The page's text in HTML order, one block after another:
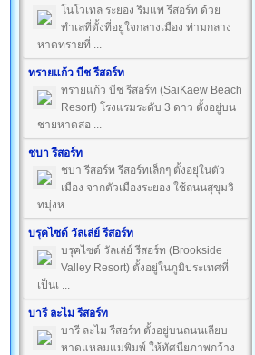
โนโวเทล ระยอง ริมแพ รีสอร์ท ด้วย
ทำเลที่ตั้งที่อยู่ใจกลางเมือง ท่ามกลาง
หาดทรายที่ ...
ทรายแก้ว บีช รีสอร์ท
ทรายแก้ว บีช รีสอร์ท (SaiKaew Beach
Resort) โรงแรมระดับ 3 ดาว ตั้งอยู่บน
ชายหาดสอ ...
ชบา รีสอร์ท
ชบา รีสอร์ท รีสอร์ทเล็กๆ ตั้งอยุ่ในตัว
เมือง จากตัวเมืองระยอง ใช้ถนนสุขุมวิ
ทมุ่งห ...
บรุคไซด์ วัลเล่ย์ รีสอร์ท
บรุคไซด์ วัลเล่ย์ รีสอร์ท (Brookside
Valley Resort) ตั้งอยู่ในภูมิประเทศที่
เป็นเ ...
บารี ละไม รีสอร์ท
บารี ละไม รีสอร์ท ตั้งอยู่บนถนนเลียบ
หาดแหลมแม่พิมพ์ ให้ทัศนียภาพกว้าง